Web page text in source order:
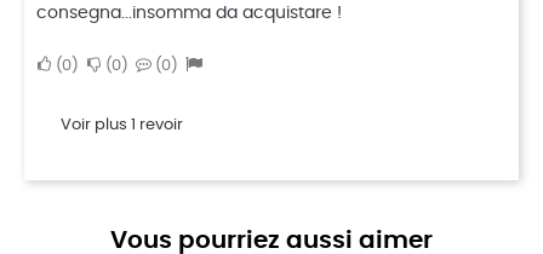
consegna...insomma da acquistare !
0 0 0
Voir plus 1 revoir
Vous pourriez aussi aimer